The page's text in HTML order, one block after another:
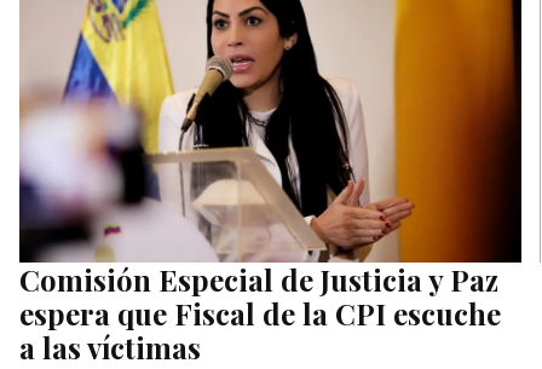
Comisión Especial de Justicia y Paz
espera que Fiscal de la CPI escuche
a las víctimas